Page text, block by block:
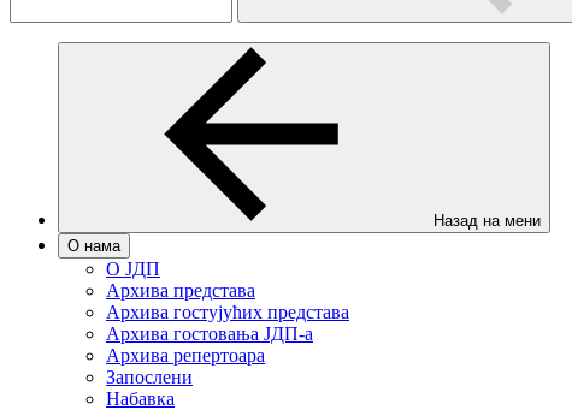
Назад на мени
О нама
О ЈДП
Архива представа
Архива гостујућих представа
Архива гостовања ЈДП-а
Архива репертоара
Запослени
Набавка